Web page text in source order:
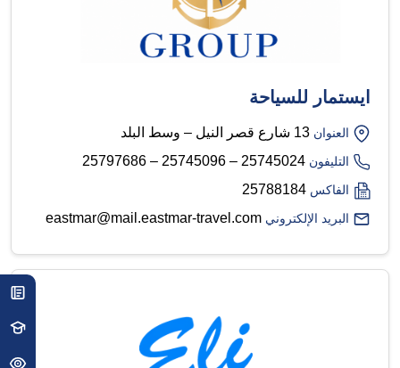
ايستمار للسياحة
العنوان 13 شارع قصر النيل – وسط البلد
التليفون 25745024 – 25745096 – 25797686
الفاكس 25788184
البريد الإلكتروني eastmar@mail.eastmar-travel.com